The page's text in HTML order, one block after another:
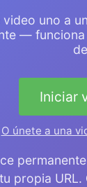
uno a
—
Iniciar
O únete a una
propia URL.